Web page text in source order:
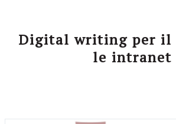
Digital writing per il
le intranet